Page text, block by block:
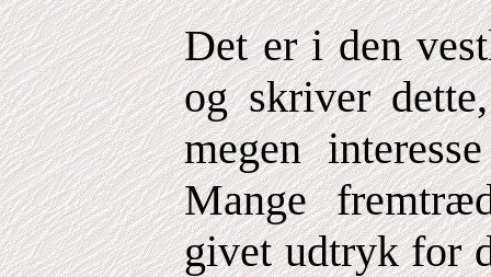
Det er i den
og skriver
megen
Mange
givet udtryk for